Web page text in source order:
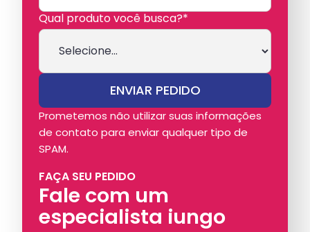
FAÇA SEU PEDIDO
Fale com um
especialista iungo
Qual produto você busca?*
Prometemos não utilizar suas informações
de contato para enviar qualquer tipo de
SPAM.